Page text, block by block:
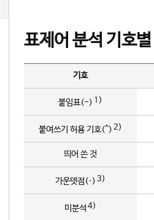
표제어 분석 기호
기호
붙임표(-) 1)
붙여쓰기 허용 기호(^) 2)
띄어 쓴 것
가운뎃점(·) 3)
미분석 4)